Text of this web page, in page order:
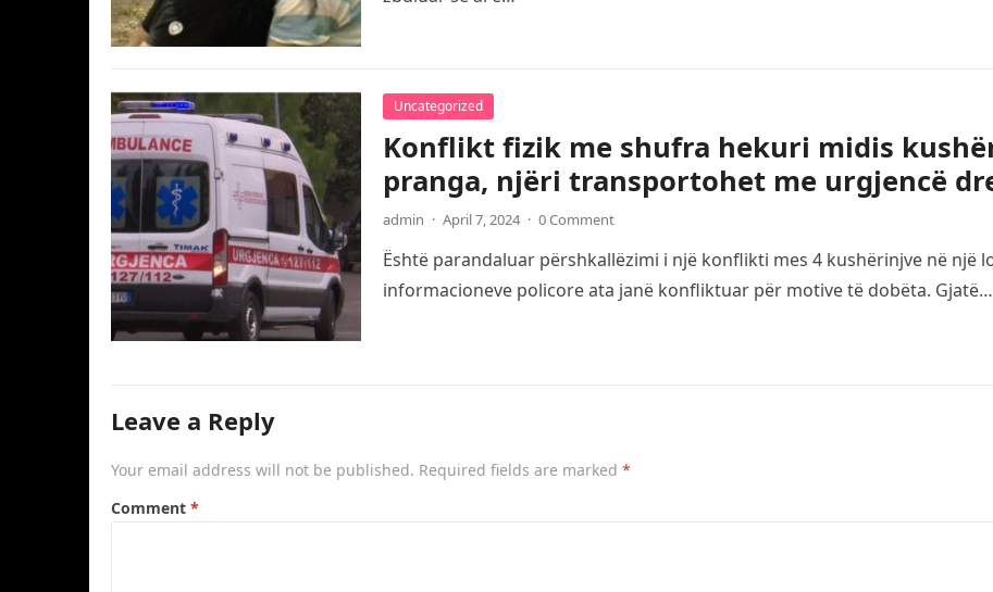
Uncategorized
Konflikt fizik me shufra hekuri midis
pranga, njëri transportohet me urgjencë
admin · April 7, 2024 · 0 Comment
Është parandaluar përshkallëzimi i një konflikti mes 4 kushërinjve në një
informacioneve policore ata janë konfliktuar për motive të dobëta. Gjatë…
Leave a Reply
Your email address will not be published. Required fields are marked *
Comment *